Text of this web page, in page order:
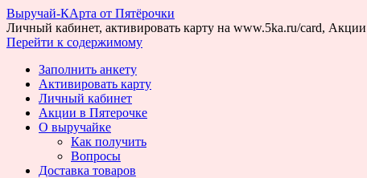
Выручай-КАрта от Пятёрочки
Личный кабинет, активировать карту на www.5ka.ru/card, Акции
Перейти к содержимому
Заполнить анкету
Активировать карту
Личный кабинет
Акции в Пятерочке
О выручайке
Как получить
Вопросы
Доставка товаров